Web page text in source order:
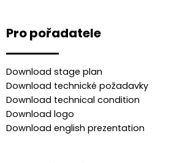
Pro pořadatele
Download stage plan
Download technické požadavky
Download technical condition
Download logo
Download english prezentation